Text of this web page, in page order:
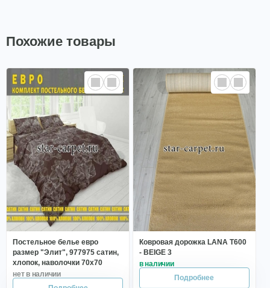
Похожие товары
Постельное белье евро
размер "Элит", 977975 сатин,
хлопок, наволочки 70х70
Ковровая дорожка LANA T600
- BEIGE 3